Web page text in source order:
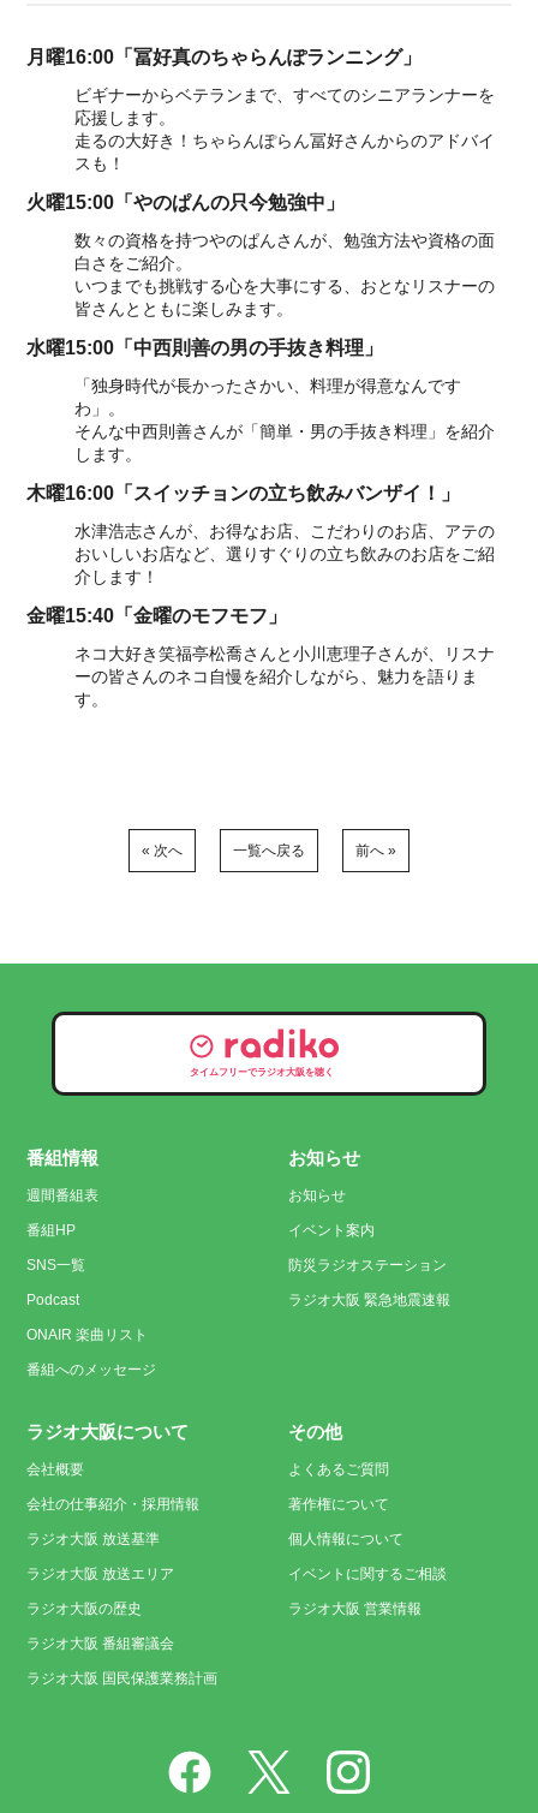
月曜16:00「冨好真のちゃらんぽランニング」
ビギナーからベテランまで、すべてのシニアランナーを
応援します。
走るの大好き！ちゃらんぽらん冨好さんからのアドバイ
スも！
火曜15:00「やのぱんの只今勉強中」
数々の資格を持つやのぱんさんが、勉強方法や資格の面
白さをご紹介。
いつまでも挑戦する心を大事にする、おとなリスナーの
皆さんとともに楽しみます。
水曜15:00「中西則善の男の手抜き料理」
「独身時代が長かったさかい、料理が得意なんです
わ」。
そんな中西則善さんが「簡単・男の手抜き料理」を紹介
します。
木曜16:00「スイッチョンの立ち飲みバンザイ！」
水津浩志さんが、お得なお店、こだわりのお店、アテの
おいしいお店など、選りすぐりの立ち飲みのお店をご紹
介します！
金曜15:40「金曜のモフモフ」
ネコ大好き笑福亭松喬さんと小川恵理子さんが、リスナ
ーの皆さんのネコ自慢を紹介しながら、魅力を語りま
す。
« 次へ 一覧へ戻る 前へ »
タイムフリーでラジオ大阪を聴く
番組情報
週間番組表
番組HP
SNS一覧
Podcast
ONAIR 楽曲リスト
番組へのメッセージ
お知らせ
お知らせ
イベント案内
防災ラジオステーション
ラジオ大阪 緊急地震速報
ラジオ大阪について
会社概要
会社の仕事紹介・採用情報
ラジオ大阪 放送基準
ラジオ大阪 放送エリア
ラジオ大阪の歴史
ラジオ大阪 番組審議会
ラジオ大阪 国民保護業務計画
その他
よくあるご質問
著作権について
個人情報について
イベントに関するご相談
ラジオ大阪 営業情報